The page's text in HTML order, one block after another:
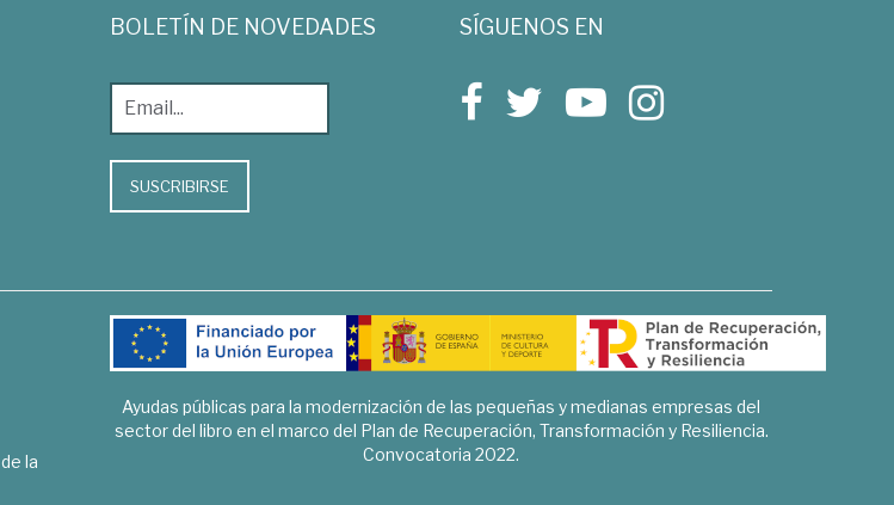
BOLETÍN DE NOVEDADES
SUSCRIBIRSE
SÍGUENOS EN
la
Ayudas públicas para la modernización de las pequeñas y medianas empresas del
sector del libro en el marco del Plan de Recuperación, Transformación y Resiliencia.
Convocatoria 2022.